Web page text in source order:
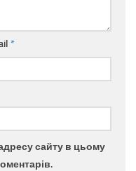
*
сайту в цьому